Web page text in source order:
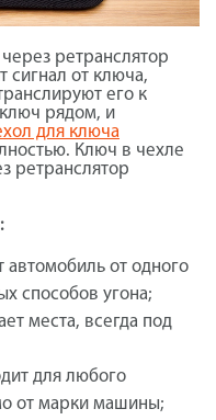
ретранслятор
сигнал от ключа,
его к
рядом, и
для ключа
Ключ в чехле
ретранслятор
автомобиль от одного
способов угона;
места, всегда под
для любого
от марки машины;